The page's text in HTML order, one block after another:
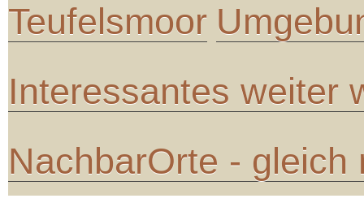
Teufelsmoor
Interessantes weiter
NachbarOrte - gleich